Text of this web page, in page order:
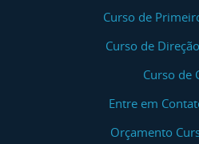
Curso de
Curso de
Curso de
Entre em
Orçamento